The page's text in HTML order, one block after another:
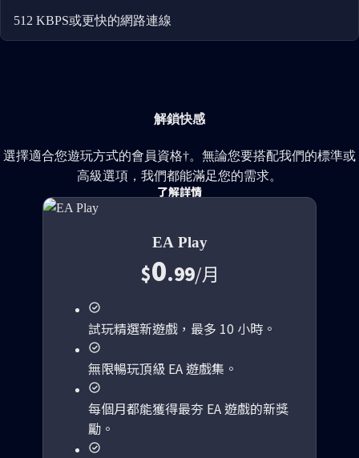
512 KBPS或更快的網路連線
解鎖快感
選擇適合您遊玩方式的會員資格†。無論您要搭配我們的標準或
高級選項，我們都能滿足您的需求。
了解詳情
EA Play
$0.99/月
試玩精選新遊戲，最多 10 小時。
無限暢玩頂級 EA 遊戲集。
每個月都能獲得最夯 EA 遊戲的新獎
勵。